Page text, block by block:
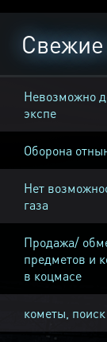
Невозможно
экспе
Оборона
Нет
газа
Продажа/
предметов и
в коцмасе
кометы,